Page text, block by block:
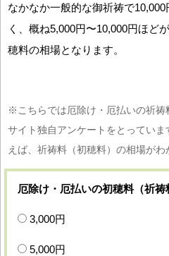
なかなか一般的な御祈祷で
く、概ね5,000円〜10,000円ほど
穂料の相場となります。
※こちらでは厄除け・厄払いの祈祷
サイト独自アンケートをとってい
えば、祈祷料（初穂料）の相場がわ
厄除け・厄払いの初穂料（祈
3,000円
5,000円